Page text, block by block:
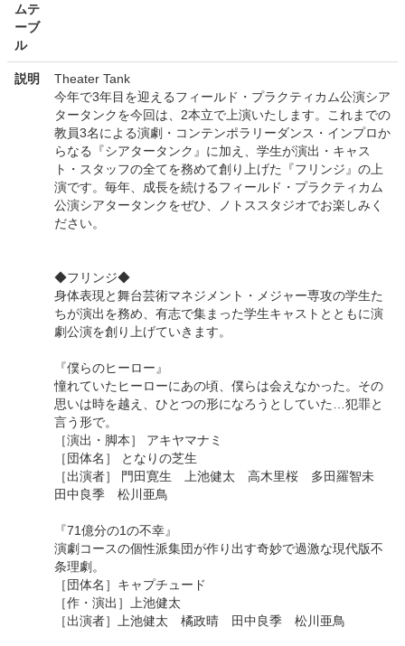
ムテ
ーブ
ル
説明
Theater Tank
今年で3年目を迎えるフィールド・プラクティカム公演シア
タータンクを今回は、2本立で上演いたします。これまでの
教員3名による演劇・コンテンポラリーダンス・インプロか
らなる『シアタータンク』に加え、学生が演出・キャス
ト・スタッフの全てを務めて創り上げた『フリンジ』の上
演です。毎年、成長を続けるフィールド・プラクティカム
公演シアタータンクをぜひ、ノトススタジオでお楽しみく
ださい。
◆フリンジ◆
身体表現と舞台芸術マネジメント・メジャー専攻の学生た
ちが演出を務め、有志で集まった学生キャストとともに演
劇公演を創り上げていきます。
『僕らのヒーロー』
憧れていたヒーローにあの頃、僕らは会えなかった。その
思いは時を越え、ひとつの形になろうとしていた…犯罪と
言う形で。
［演出・脚本］ アキヤマナミ
［団体名］ となりの芝生
［出演者］ 門田寛生 上池健太 高木里桜 多田羅智未
田中良季 松川亜鳥
『71億分の1の不幸』
演劇コースの個性派集団が作り出す奇妙で過激な現代版不
条理劇。
［団体名］キャプチュード
［作・演出］上池健太
［出演者］上池健太 橘政晴 田中良季 松川亜鳥